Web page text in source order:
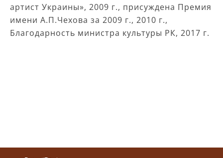
артист Украины», 2009 г., присуждена Премия
имени А.П.Чехова за 2009 г., 2010 г.,
Благодарность министра культуры РК, 2017 г.